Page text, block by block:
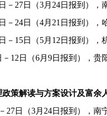
日－27 日（3月24 日报到），
日－24 日（4月21 日报到），
日－ 15 日（5月 12 日报到），
－ 12 日（6月9 日报到），贵
策解读与方案设计及富余
27 日（3月24 日报到），南